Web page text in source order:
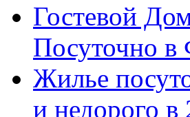
Гостевой
Посуточно в
Жилье
и недорого в